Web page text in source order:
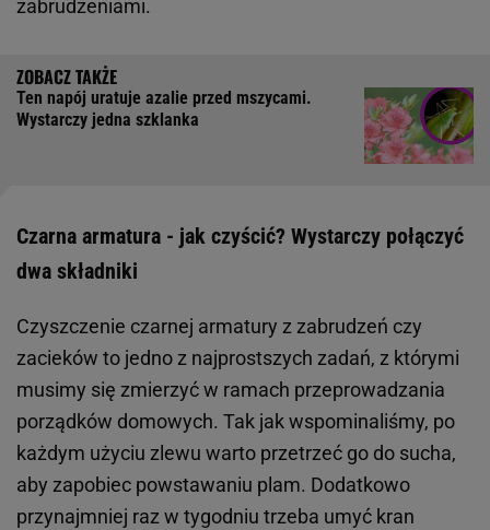
zabrudzeniami.
Ten napój uratuje azalie przed mszycami.
Wystarczy jedna szklanka
Czarna armatura - jak czyścić? Wystarczy połączyć
dwa składniki
Czyszczenie czarnej armatury z zabrudzeń czy
zacieków to jedno z najprostszych zadań, z którymi
musimy się zmierzyć w ramach przeprowadzania
porządków domowych. Tak jak wspominaliśmy, po
każdym użyciu zlewu warto przetrzeć go do sucha,
aby zapobiec powstawaniu plam. Dodatkowo
przynajmniej raz w tygodniu trzeba umyć kran